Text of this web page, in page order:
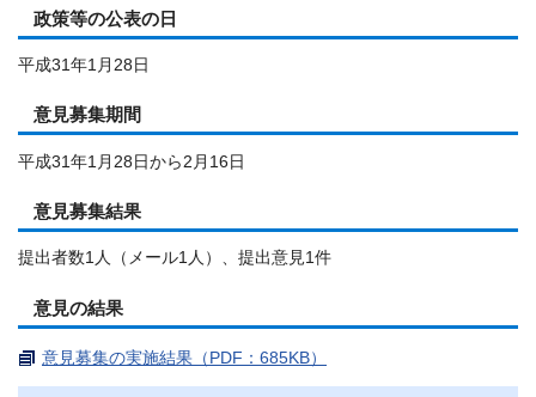
政策等の公表の日
平成31年1月28日
意見募集期間
平成31年1月28日から2月16日
意見募集結果
提出者数1人（メール1人）、提出意見1件
意見の結果
意見募集の実施結果（PDF：685KB）